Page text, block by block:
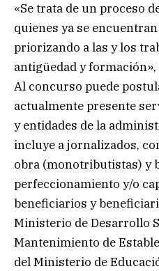
«Se trata de un proceso
quienes ya se
priorizando a las y los
antigüedad y formación»,
Al concurso puede
actualmente presente
y entidades de la
incluye a jornalizados,
obra (monotributistas) y
perfeccionamiento y/o
beneficiarios y
Ministerio de Desarrollo
Mantenimiento de
del Ministerio de